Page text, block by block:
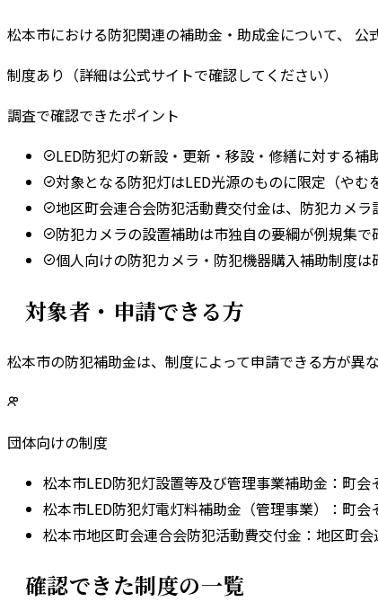
松本市における防犯関連の補助金・助成金について、
制度あり（詳細は公式サイトで確認してください）
調査で確認できたポイント
LED防犯灯の新設・更新・移設・修繕に対する
対象となる防犯灯はLED光源のものに限定（やむ
地区町会連合会防犯活動費交付金は、防犯カメ
防犯カメラの設置補助は市独自の要綱が例規集
個人向けの防犯カメラ・防犯機器購入補助制度は
対象者・申請できる方
松本市の防犯補助金は、制度によって申請できる方が異
団体向けの制度
松本市LED防犯灯設置等及び管理事業補助金 ： 町会
松本市LED防犯灯電灯料補助金（管理事業）
： 町会
松本市地区町会連合会防犯活動費交付金 ： 地区町会
確認できた制度の一覧